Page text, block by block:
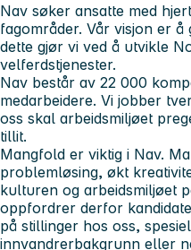
Nav søker ansatte med
fagområder. Vår visjon er
dette gjør vi ved å utvikle
velferdstjenester.
Nav består av 22 000
medarbeidere. Vi jobber
oss skal arbeidsmiljøet
tillit.
Mangfold er viktig i Nav.
problemløsing, økt
kulturen og arbeidsmiljøet
oppfordrer derfor
på stillinger hos oss,
innvandrerbakgrunn eller